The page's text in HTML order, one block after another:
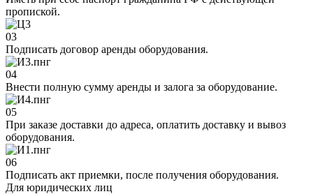
пропиской.
03
Подписать договор аренды оборудования.
04
Внести полную сумму аренды и залога за оборудование.
05
При заказе доставки до адреса, оплатить доставку и вывоз
оборудования.
06
Подписать акт приемки, после получения оборудования.
Для юридических лиц